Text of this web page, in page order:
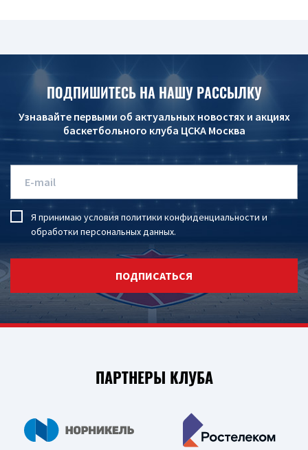
ПОДПИШИТЕСЬ НА НАШУ РАССЫЛКУ
Узнавайте первыми об актуальных новостях и акциях
баскетбольного клуба ЦСКА Москва
Я принимаю условия политики конфиденциальности и
обработки персональных данных.
ПОДПИСАТЬСЯ
ПАРТНЕРЫ КЛУБА